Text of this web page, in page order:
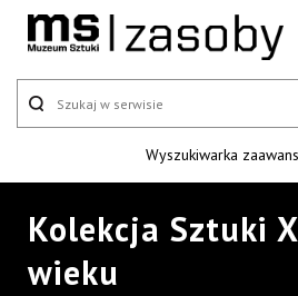
Wyszukiwarka
Kolekcja Sztuki
wieku